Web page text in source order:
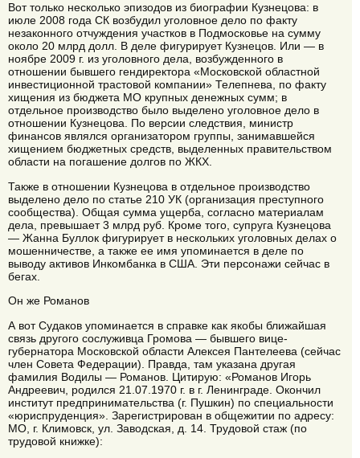
Вот только несколько эпизодов из биографии Кузнецова: в
июле 2008 года СК возбудил уголовное дело по факту
незаконного отчуждения участков в Подмосковье на сумму
около 20 млрд долл. В деле фигурирует Кузнецов. Или — в
ноябре 2009 г. из уголовного дела, возбужденного в
отношении бывшего гендиректора «Московской областной
инвестиционной трастовой компании» Телепнева, по факту
хищения из бюджета МО крупных денежных сумм; в
отдельное производство было выделено уголовное дело в
отношении Кузнецова. По версии следствия, министр
финансов являлся организатором группы, занимавшейся
хищением бюджетных средств, выделенных правительством
области на погашение долгов по ЖКХ.
Также в отношении Кузнецова в отдельное производство
выделено дело по статье 210 УК (организация преступного
сообщества). Общая сумма ущерба, согласно материалам
дела, превышает 3 млрд руб. Кроме того, супруга Кузнецова
— Жанна Буллок фигурирует в нескольких уголовных делах о
мошенничестве, а также ее имя упоминается в деле по
выводу активов Инкомбанка в США. Эти персонажи сейчас в
бегах.
Он же Романов
А вот Судаков упоминается в справке как якобы ближайшая
связь другого сослуживца Громова — бывшего вице-
губернатора Московской области Алексея Пантелеева (сейчас
член Совета Федерации). Правда, там указана другая
фамилия Водилы — Романов. Цитирую: «Романов Игорь
Андреевич, родился 21.07.1970 г. в г. Ленинграде. Окончил
институт предпринимательства (г. Пушкин) по специальности
«юриспруденция». Зарегистрирован в общежитии по адресу:
МО, г. Климовск, ул. Заводская, д. 14. Трудовой стаж (по
трудовой книжке):